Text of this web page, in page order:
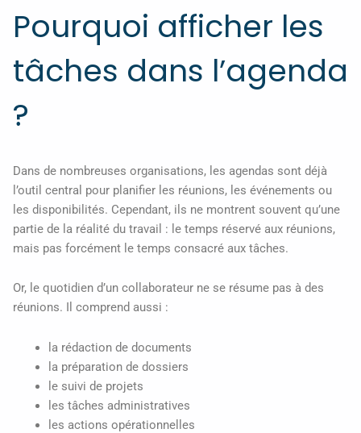
Pourquoi afficher les
tâches dans l’agenda
?
Dans de nombreuses organisations, les agendas sont déjà
l’outil central pour planifier les réunions, les événements ou
les disponibilités. Cependant, ils ne montrent souvent qu’une
partie de la réalité du travail : le temps réservé aux réunions,
mais pas forcément le temps consacré aux tâches.
Or, le quotidien d’un collaborateur ne se résume pas à des
réunions. Il comprend aussi :
la rédaction de documents
la préparation de dossiers
le suivi de projets
les tâches administratives
les actions opérationnelles